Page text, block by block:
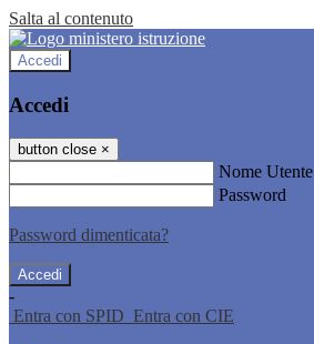
Salta al contenuto
Accedi
Accedi
button close ×
Nome Utente
Password
Password dimenticata?
-
Entra con SPID Entra con CIE